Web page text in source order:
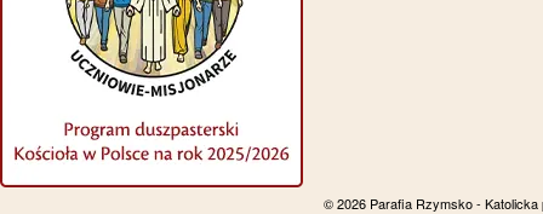
© 2026 Parafia Rzymsko -